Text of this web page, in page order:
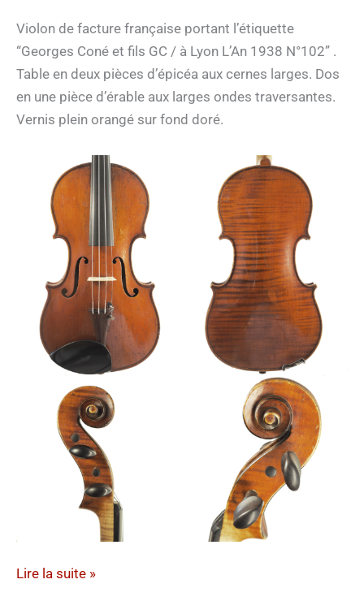
Violon de facture française portant l’étiquette
“Georges Coné et fils GC / à Lyon L’An 1938 N°102” .
Table en deux pièces d’épicéa aux cernes larges. Dos
en une pièce d’érable aux larges ondes traversantes.
Vernis plein orangé sur fond doré.
Georges
Lire la suite »